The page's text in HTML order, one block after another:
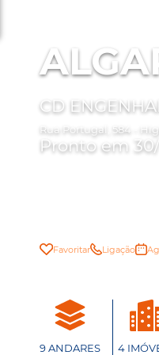
CD
Rua Portugal, 584 -
Pronto em
Favoritar Ligação
9 ANDARES
4